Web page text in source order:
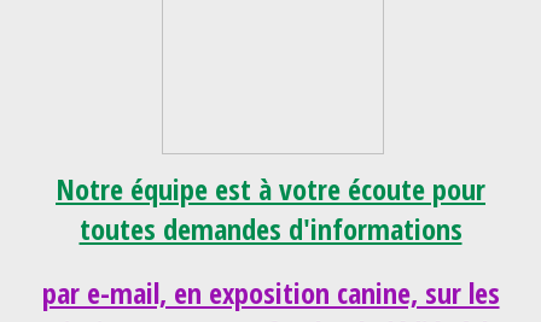
Notre équipe est à votre écoute pour
toutes demandes d'informations
par e-mail, en exposition canine, sur les